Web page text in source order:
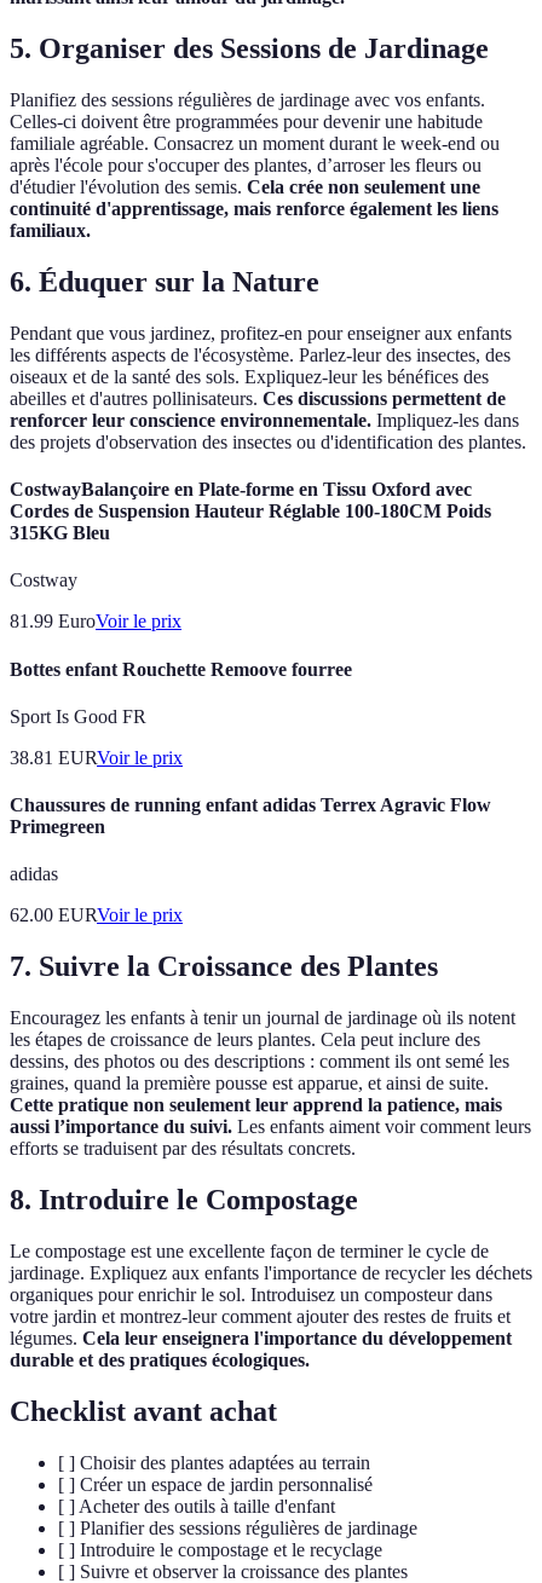
5. Organiser des Sessions de Jardinage
Planifiez des sessions régulières de jardinage avec vos enfants.
Celles-ci doivent être programmées pour devenir une habitude
familiale agréable. Consacrez un moment durant le week-end ou
après l'école pour s'occuper des plantes, d’arroser les fleurs ou
d'étudier l'évolution des semis. Cela crée non seulement une
continuité d'apprentissage, mais renforce également les liens
familiaux.
6. Éduquer sur la Nature
Pendant que vous jardinez, profitez-en pour enseigner aux enfants
les différents aspects de l'écosystème. Parlez-leur des insectes, des
oiseaux et de la santé des sols. Expliquez-leur les bénéfices des
abeilles et d'autres pollinisateurs. Ces discussions permettent de
renforcer leur conscience environnementale. Impliquez-les dans
des projets d'observation des insectes ou d'identification des plantes.
CostwayBalançoire en Plate-forme en Tissu Oxford avec
Cordes de Suspension Hauteur Réglable 100-180CM Poids
315KG Bleu
Costway
81.99 EuroVoir le prix
Bottes enfant Rouchette Remoove fourree
Sport Is Good FR
38.81 EURVoir le prix
Chaussures de running enfant adidas Terrex Agravic Flow
Primegreen
adidas
62.00 EURVoir le prix
7. Suivre la Croissance des Plantes
Encouragez les enfants à tenir un journal de jardinage où ils notent
les étapes de croissance de leurs plantes. Cela peut inclure des
dessins, des photos ou des descriptions : comment ils ont semé les
graines, quand la première pousse est apparue, et ainsi de suite.
Cette pratique non seulement leur apprend la patience, mais
aussi l’importance du suivi. Les enfants aiment voir comment leurs
efforts se traduisent par des résultats concrets.
8. Introduire le Compostage
Le compostage est une excellente façon de terminer le cycle de
jardinage. Expliquez aux enfants l'importance de recycler les déchets
organiques pour enrichir le sol. Introduisez un composteur dans
votre jardin et montrez-leur comment ajouter des restes de fruits et
légumes. Cela leur enseignera l'importance du développement
durable et des pratiques écologiques.
Checklist avant achat
[ ] Choisir des plantes adaptées au terrain
[ ] Créer un espace de jardin personnalisé
[ ] Acheter des outils à taille d'enfant
[ ] Planifier des sessions régulières de jardinage
[ ] Introduire le compostage et le recyclage
[ ] Suivre et observer la croissance des plantes